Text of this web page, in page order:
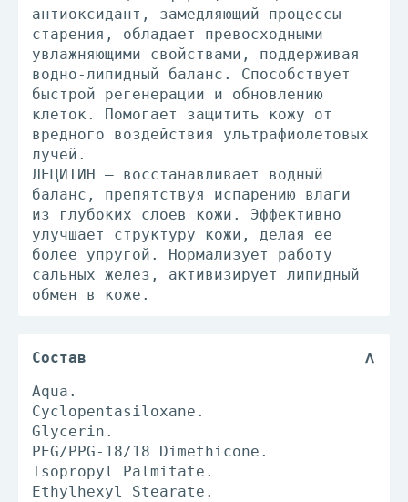
антиоксидант, замедляющий процессы
старения, обладает превосходными
увлажняющими свойствами, поддерживая
водно-липидный баланс. Способствует
быстрой регенерации и обновлению
клеток. Помогает защитить кожу от
вредного воздействия ультрафиолетовых
лучей.
ЛЕЦИТИН – восстанавливает водный
баланс, препятствуя испарению влаги
из глубоких слоев кожи. Эффективно
улучшает структуру кожи, делая ее
более упругой. Нормализует работу
сальных желез, активизирует липидный
обмен в коже.
Состав
Aqua.
Cyclopentasiloxane.
Glycerin.
PEG/PPG-18/18 Dimethicone.
Isopropyl Palmitate.
Ethylhexyl Stearate.